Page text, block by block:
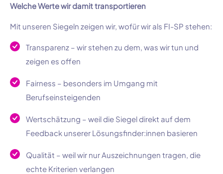
Welche Werte wir damit transportieren
Mit unseren Siegeln zeigen wir, wofür wir als FI-SP stehen:
Transparenz – wir stehen zu dem, was wir tun und
zeigen es offen
Fairness – besonders im Umgang mit
Berufseinsteigenden
Wertschätzung – weil die Siegel direkt auf dem
Feedback unserer Lösungsfinder:innen basieren
Qualität – weil wir nur Auszeichnungen tragen, die
echte Kriterien verlangen